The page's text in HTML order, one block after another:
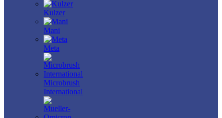
Kulzer
Mani
Meta
Microbrush
International